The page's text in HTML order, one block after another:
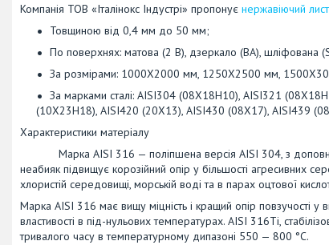
Компанія ТОВ «Італінокс Індустрі» пропонує нержавіючий лист
Товщиною від 0,4 мм до 50 мм;
По поверхнях: матова (2 В), дзеркало (ВА), шліфована
За розмірами: 1000Х2000 мм, 1250Х2500 мм,
За марками сталі: AISI304 (08Х18Н10), AISI321
(10Х23Н18), AISI420 (20Х13), AISI430 (08Х17), AISI439
Характеристики матеріалу
Марка AISI 316 — поліпшена версія AISI 304, з
неабияк підвищує корозійний опір у більшості агресивних
хлористій середовищі, морській воді та в парах оцтової
Марка AISI 316 має вищу міцність і кращий опір повзучості у
властивості в під-нульових температурах. AISI 316Ti,
тривалого часу в температурному дипазоні 550 — 800 °C.